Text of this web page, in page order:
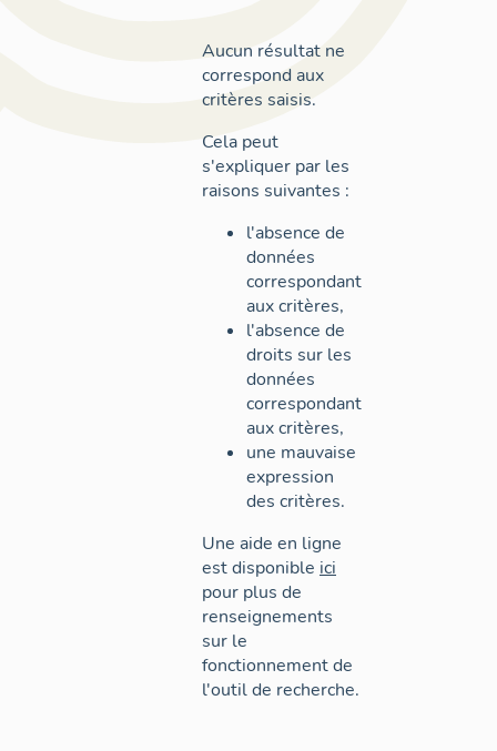
Aucun résultat ne
correspond aux
critères saisis.
Cela peut
s'expliquer par les
raisons suivantes :
l'absence de
données
correspondant
aux critères,
l'absence de
droits sur les
données
correspondant
aux critères,
une mauvaise
expression
des critères.
Une aide en ligne
est disponible ici
pour plus de
renseignements
sur le
fonctionnement de
l'outil de recherche.